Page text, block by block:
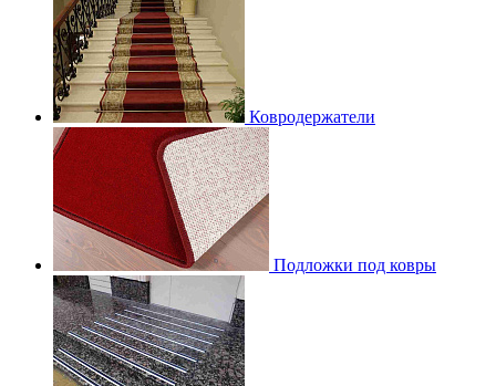
Ковродержатели
Подложки под ковры